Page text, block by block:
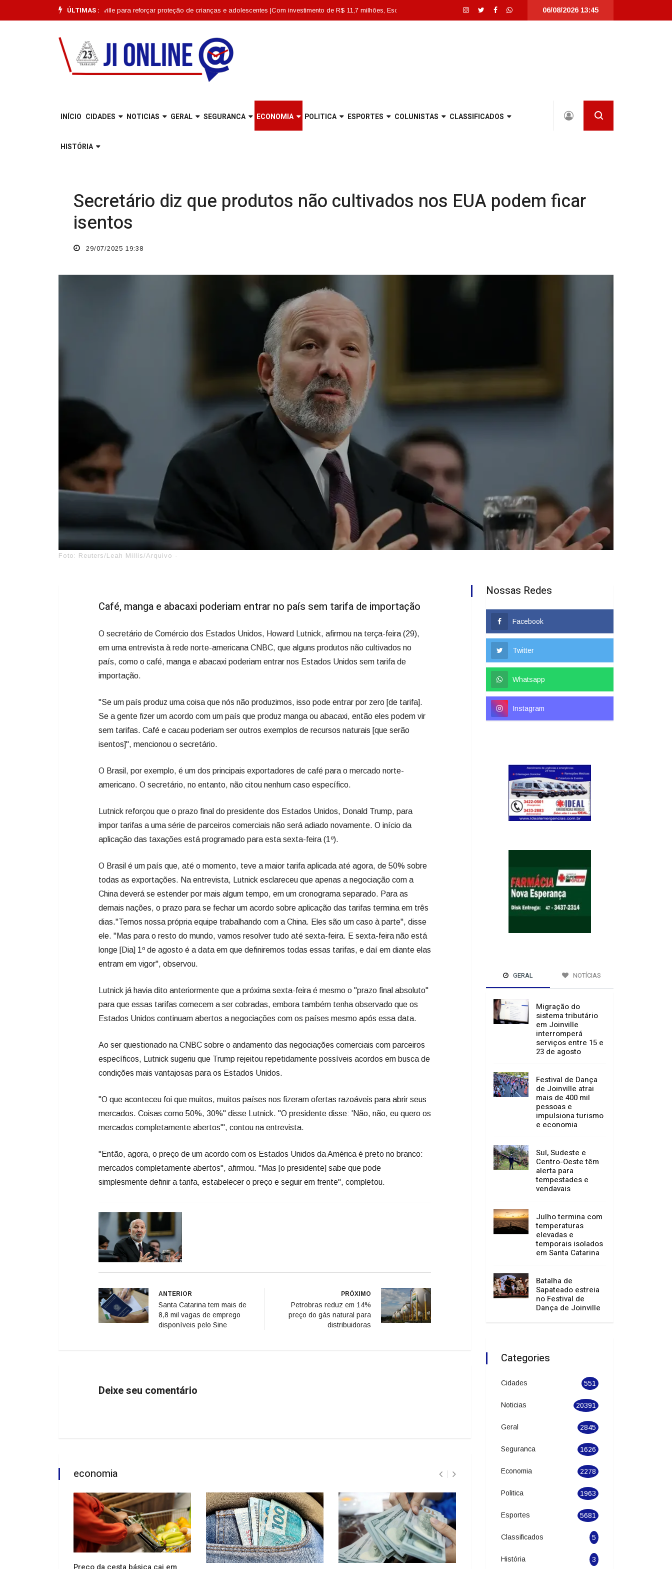
ÚLTIMAS :
começa em Joinville para reforçar proteção de crianças e adolescentes |Com investimento de R$ 11,7 milhões, Escola Abdon Baptista é entregue totalmente revitalizada em Joinville |Joinville recebe seletivas da
06/08/2026 13:45
INÍCIO CIDADES NOTICIAS GERAL SEGURANCA ECONOMIA POLITICA ESPORTES COLUNISTAS CLASSIFICADOS
HISTÓRIA
Secretário diz que produtos não cultivados nos EUA podem ficar
isentos
29/07/2025 19:38
Foto: Reuters/Leah Millis/Arquivo -
Café, manga e abacaxi poderiam entrar no país sem tarifa de importação
O secretário de Comércio dos Estados Unidos, Howard Lutnick, afirmou na terça-feira (29),
em uma entrevista à rede norte-americana CNBC, que alguns produtos não cultivados no
país, como o café, manga e abacaxi poderiam entrar nos Estados Unidos sem tarifa de
importação.
"Se um país produz uma coisa que nós não produzimos, isso pode entrar por zero [de tarifa].
Se a gente fizer um acordo com um país que produz manga ou abacaxi, então eles podem vir
sem tarifas. Café e cacau poderiam ser outros exemplos de recursos naturais [que serão
isentos]", mencionou o secretário.
O Brasil, por exemplo, é um dos principais exportadores de café para o mercado norte-
americano. O secretário, no entanto, não citou nenhum caso específico.
Lutnick reforçou que o prazo final do presidente dos Estados Unidos, Donald Trump, para
impor tarifas a uma série de parceiros comerciais não será adiado novamente. O início da
aplicação das taxações está programado para esta sexta-feira (1º).
O Brasil é um país que, até o momento, teve a maior tarifa aplicada até agora, de 50% sobre
todas as exportações. Na entrevista, Lutnick esclareceu que apenas a negociação com a
China deverá se estender por mais algum tempo, em um cronograma separado. Para as
demais nações, o prazo para se fechar um acordo sobre aplicação das tarifas termina em três
dias."Temos nossa própria equipe trabalhando com a China. Eles são um caso à parte", disse
ele. "Mas para o resto do mundo, vamos resolver tudo até sexta-feira. E sexta-feira não está
longe [Dia] 1º de agosto é a data em que definiremos todas essas tarifas, e daí em diante elas
entram em vigor", observou.
Lutnick já havia dito anteriormente que a próxima sexta-feira é mesmo o "prazo final absoluto"
para que essas tarifas comecem a ser cobradas, embora também tenha observado que os
Estados Unidos continuam abertos a negociações com os países mesmo após essa data.
Ao ser questionado na CNBC sobre o andamento das negociações comerciais com parceiros
específicos, Lutnick sugeriu que Trump rejeitou repetidamente possíveis acordos em busca de
condições mais vantajosas para os Estados Unidos.
"O que aconteceu foi que muitos, muitos países nos fizeram ofertas razoáveis para abrir seus
mercados. Coisas como 50%, 30%" disse Lutnick. "O presidente disse: 'Não, não, eu quero os
mercados completamente abertos'", contou na entrevista.
"Então, agora, o preço de um acordo com os Estados Unidos da América é preto no branco:
mercados completamente abertos", afirmou. "Mas [o presidente] sabe que pode
simplesmente definir a tarifa, estabelecer o preço e seguir em frente", completou.
ANTERIOR
Santa Catarina tem mais de
8,8 mil vagas de emprego
disponíveis pelo Sine
PRÓXIMO
Petrobras reduz em 14%
preço do gás natural para
distribuidoras
Deixe seu comentário
economia
Nossas Redes
Facebook
Twitter
Whatsapp
Instagram
GERAL NOTÍCIAS
Migração do
sistema tributário
em Joinville
interromperá
serviços entre 15 e
23 de agosto
Festival de Dança
de Joinville atrai
mais de 400 mil
pessoas e
impulsiona turismo
e economia
Sul, Sudeste e
Centro-Oeste têm
alerta para
tempestades e
vendavais
Julho termina com
temperaturas
elevadas e
temporais isolados
em Santa Catarina
Batalha de
Sapateado estreia
no Festival de
Dança de Joinville
Categories
Cidades 551
Noticias 20391
Geral 2845
Seguranca 1626
Economia 2278
Politica 1963
Esportes 5681
Classificados 5
História 3